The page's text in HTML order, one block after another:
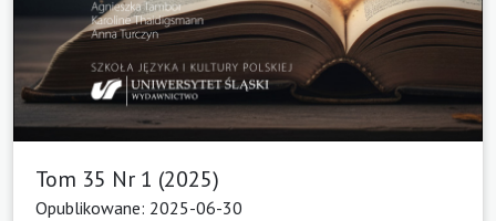
Tom 35 Nr 1 (2025)
Opublikowane: 2025-06-30